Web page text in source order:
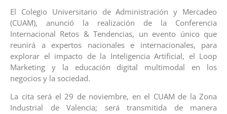
El Colegio Universitario de Administración y Mercadeo
(CUAM), anunció la realización de la Conferencia
Internacional Retos & Tendencias, un evento único que
reunirá a expertos nacionales e internacionales, para
explorar el impacto de la Inteligencia Artificial, el Loop
Marketing y la educación digital multimodal en los
negocios y la sociedad.
La cita será el 29 de noviembre, en el CUAM de la Zona
Industrial de Valencia; será transmitida de manera